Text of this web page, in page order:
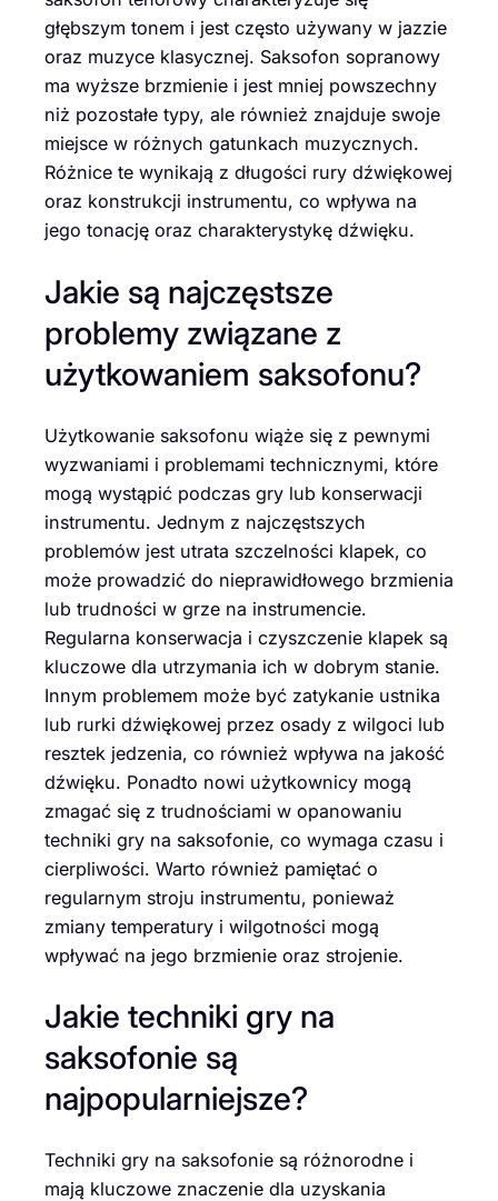
głębszym tonem i jest często używany w jazzie
oraz muzyce klasycznej. Saksofon sopranowy
ma wyższe brzmienie i jest mniej powszechny
niż pozostałe typy, ale również znajduje swoje
miejsce w różnych gatunkach muzycznych.
Różnice te wynikają z długości rury dźwiękowej
oraz konstrukcji instrumentu, co wpływa na
jego tonację oraz charakterystykę dźwięku.
Jakie są najczęstsze
problemy związane z
użytkowaniem saksofonu?
Użytkowanie saksofonu wiąże się z pewnymi
wyzwaniami i problemami technicznymi, które
mogą wystąpić podczas gry lub konserwacji
instrumentu. Jednym z najczęstszych
problemów jest utrata szczelności klapek, co
może prowadzić do nieprawidłowego brzmienia
lub trudności w grze na instrumencie.
Regularna konserwacja i czyszczenie klapek są
kluczowe dla utrzymania ich w dobrym stanie.
Innym problemem może być zatykanie ustnika
lub rurki dźwiękowej przez osady z wilgoci lub
resztek jedzenia, co również wpływa na jakość
dźwięku. Ponadto nowi użytkownicy mogą
zmagać się z trudnościami w opanowaniu
techniki gry na saksofonie, co wymaga czasu i
cierpliwości. Warto również pamiętać o
regularnym stroju instrumentu, ponieważ
zmiany temperatury i wilgotności mogą
wpływać na jego brzmienie oraz strojenie.
Jakie techniki gry na
saksofonie są
najpopularniejsze?
Techniki gry na saksofonie są różnorodne i
mają kluczowe znaczenie dla uzyskania